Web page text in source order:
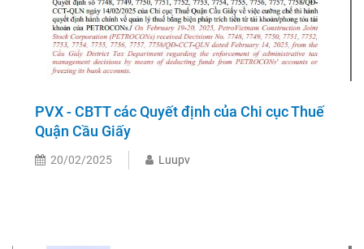
PVX - CBTT các Quyết định của Chi cục Thuế
Quận Cầu Giấy
20/02/2025 Luupv